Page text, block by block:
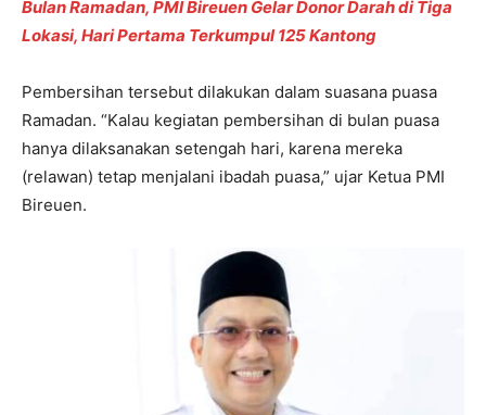
Bulan Ramadan, PMI Bireuen Gelar Donor Darah di Tiga
Lokasi, Hari Pertama Terkumpul 125 Kantong
Pembersihan tersebut dilakukan dalam suasana puasa
Ramadan. “Kalau kegiatan pembersihan di bulan puasa
hanya dilaksanakan setengah hari, karena mereka
(relawan) tetap menjalani ibadah puasa,” ujar Ketua PMI
Bireuen.